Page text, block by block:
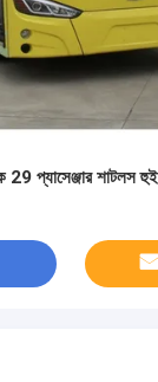
প্যাসেঞ্জার শাটলস